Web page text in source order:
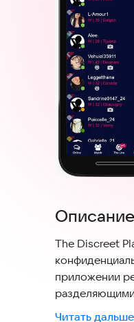
The Discreet
приложении
вашим
Читать дальше